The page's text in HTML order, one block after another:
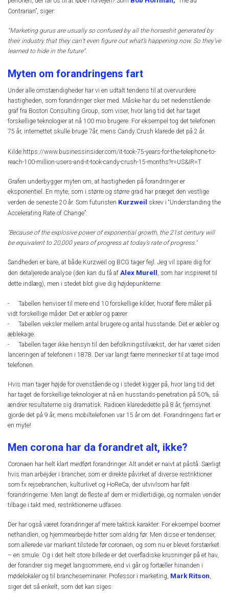
Contrarian”, siger:
“Marketing gurus are usually so confused by all the horseshit generated by
their industry that they can’t even figure out what’s happening now. So they’ve
learned to hide in the future”.
Myten om forandringens fart
Under alle omstændigheder har vi en udtalt tendens til at overvurdere
hastigheden, som forandringer sker med. Måske har du set nedenstående
graf fra Boston Consulting Group, som viser, hvor lang tid det har taget
forskellige teknologier at nå 100 mio brugere. For eksempel tog det telefonen
75 år, internettet skulle bruge 7år, mens Candy Crush klarede det på 2 år.
Kilde:https://www.businessinsider.com/it-took-75-years-for-the-telephone-to-
reach-100-million-users-and-it-took-candy-crush-15-months?r=US&IR=T
Grafen underbygger myten om, at hastigheden på forandringer er
eksponentiel. En myte, som i større og større grad har præget den vestlige
verden de seneste 20 år. Som futuristen Kurzweil
skrev i “Understanding the
Accelerating Rate of Change”:
"Because of the explosive power of exponential growth, the 21st century will
be equivalent to 20,000 years of progress at today’s rate of progress."
Sandheden er bare, at både Kurzweil og BCG tager fejl. Jeg vil spare dig for
den detaljerede analyse (den kan du få af Alex Murell
, som har inspireret til
dette indlæg), men i stedet blot give dig højdepunkterne:
- Tabellen henviser til mere end 10 forskellige kilder, hvoraf flere måler på
vidt forskellige måder. Det er æbler og pærer.
- Tabellen veksler mellem antal brugere og antal husstande. Det er æbler og
æblekage.
- Tabellen tager ikke hensyn til den befolkningstilvækst, der har været siden
lanceringen af telefonen i 1878. Der var langt færre mennesker til at tage imod
telefonen.
Hvis man tager højde for ovenstående og i stedet kigger på, hvor lang tid det
har taget de forskellige teknologier at nå en husstands-penetration på 50%, så
ændrer resultaterne sig dramatisk. Radioen klarededette på 8 år, fjernsynet
gjorde det på 9 år, mens mobiltelefonen var 15 år om det. Forandringens fart er
en myte!
Men corona har da forandret alt, ikke?
Coronaen har helt klart medført forandringer. Alt andet er naivt at påstå. Særligt
hvis man arbejder i brancher, som er direkte påvirket af diverse restriktioner
som fx rejsebranchen, kulturlivet og HoReCa, der utvivlsom har følt
forandringerne. Men langt de fleste af dem er midlertidige, og normalen vender
tilbage i takt med, restriktionerne udfases.
Der har også været forandringer af mere taktisk karakter: For eksempel boomer
nethandlen, og hjemmearbejde hitter som aldrig før. Men disse er tendenser,
som allerede var markant tilstede før coronaen, og som nu er blevet forstærket
– en smule. Og i det helt store billede er det overfladiske krusninger på et hav,
der forandrer sig meget langsommere, end vi går og fortæller hinanden i
mødelokaler og til brancheseminarer. Professor i marketing, Mark Ritson,
siger det så enkelt, som det kan siges: